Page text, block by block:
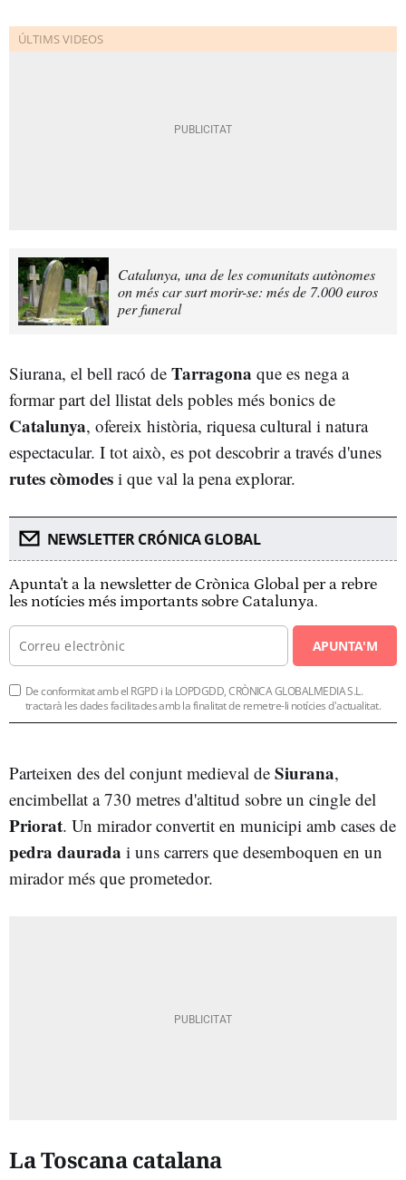
Catalunya, una de les comunitats autònomes
on més car surt morir-se: més de 7.000 euros
per funeral
Siurana, el bell racó de Tarragona que es nega a
formar part del llistat dels pobles més bonics de
Catalunya, ofereix història, riquesa cultural i natura
espectacular. I tot això, es pot descobrir a través d'unes
rutes còmodes i que val la pena explorar.
NEWSLETTER CRÓNICA GLOBAL
Apunta't a la newsletter de Crònica Global per a rebre
les notícies més importants sobre Catalunya.
APUNTA'M
De conformitat amb el RGPD i la LOPDGDD, CRÒNICA GLOBALMEDIA S.L.
tractarà les dades facilitades amb la finalitat de remetre-li notícies d'actualitat.
Parteixen des del conjunt medieval de Siurana,
encimbellat a 730 metres d'altitud sobre un cingle del
Priorat. Un mirador convertit en municipi amb cases de
pedra daurada i uns carrers que desemboquen en un
mirador més que prometedor.
La Toscana catalana